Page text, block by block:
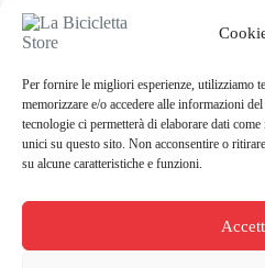
Per fornire le migliori esperienze, utilizziamo
memorizzare e/o accedere alle informazioni
tecnologie ci permetterà di elaborare dati
unici su questo sito. Non acconsentire o
su alcune caratteristiche e funzioni.
Chi
Link Utili
Politiche di
Metodi di